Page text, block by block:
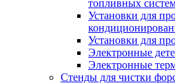
топливных
Установки для
Установки для
Электронные
Электронные
Стенды для чистки